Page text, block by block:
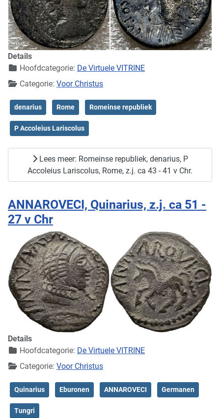
Details
Hoofdcategorie: De Virtuele VITRINE
Categorie: Voor Christus
denarius Rome Romeinse republiek
P Accoleius Lariscolus
Lees meer: Romeinse republiek, denarius, P
Accoleius Lariscolus, Rome, z.j. ca 43 - 41 v Chr.
ANNAROVECI, Quinarius, z.j. ca 51 -
27 v Chr
Details
Hoofdcategorie: De Virtuele VITRINE
Categorie: Voor Christus
Quinarius Eburonen ANNAROVECI Germanen
Tungri